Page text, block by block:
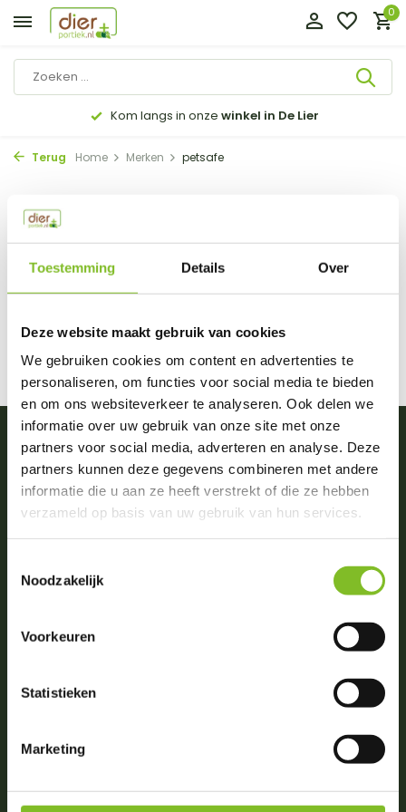
Toestemming Details Over
Deze website maakt gebruik van cookies
We gebruiken cookies om content en advertenties te
personaliseren, om functies voor social media te bieden
en om ons websiteverkeer te analyseren. Ook delen we
informatie over uw gebruik van onze site met onze
partners voor social media, adverteren en analyse. Deze
partners kunnen deze gegevens combineren met andere
informatie die u aan ze heeft verstrekt of die ze hebben
verzameld op basis van uw gebruik van hun services.
Noodzakelijk
Voorkeuren
Statistieken
Marketing
0
Kom langs in onze winkel in De Lier
Terug Home Merken petsafe
Filter
Toon:
Geen producten gevonden!...
Vragen of advies nodig?
0031 (0)174 512203
(ma. t/m zat. van 09:00-18:00)
4,8 6 Google reviews